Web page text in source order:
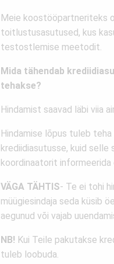
Meie koostööpartneriteks
toitlustusasutused, kus
testostlemise meetodit.
Mida tähendab
tehakse?
Hindamist saavad läbi viia
Hindamise lõpus tuleb
krediidiasutusse, kuid selle
koordinaatorit informeerida
VÄGA TÄHTIS- Te ei tohi
müügiesindaja seda küsib
aegunud või vajab
NB! Kui Teile pakutakse
tuleb loobuda.